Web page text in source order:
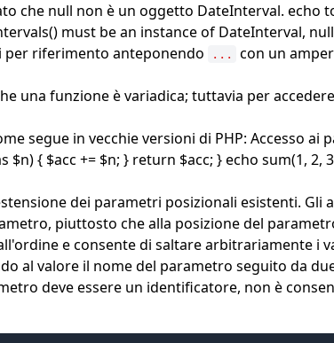
che null non è un oggetto DateInterval. echo
must be an instance of DateInterval,
per riferimento anteponendo ... con un
una funzione è variadica; tuttavia per
segue in vecchie versioni di PHP: Accesso ai
{ $acc += $n; } return $acc; } echo sum(1, 2,
dei parametri posizionali esistenti.
piuttosto che alla posizione del
e consente di saltare arbitrariamente i
al valore il nome del parametro seguito da
deve essere un identificatore, non è